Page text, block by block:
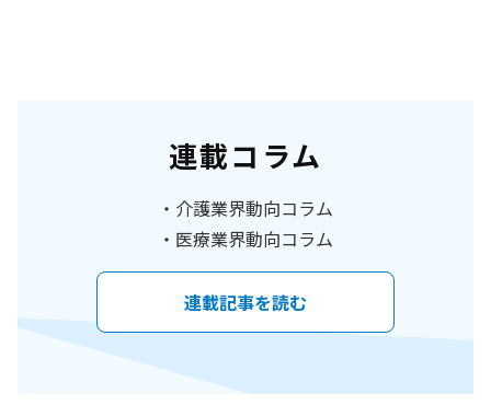
連載コラム
介護業界動向コラム
医療業界動向コラム
連載記事を読む